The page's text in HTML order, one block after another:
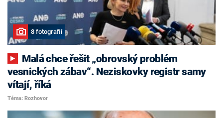
8 fotografií
vesnických zábav“. Neziskovky registr samy
vítají, říká
Téma: Rozhovor